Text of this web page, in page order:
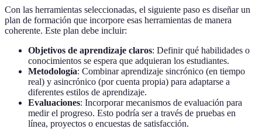
Con las herramientas seleccionadas, el siguiente paso es diseñar un
plan de formación que incorpore esas herramientas de manera
coherente. Este plan debe incluir:
Objetivos de aprendizaje claros: Definir qué habilidades o
conocimientos se espera que adquieran los estudiantes.
Metodología: Combinar aprendizaje sincrónico (en tiempo
real) y asincrónico (por cuenta propia) para adaptarse a
diferentes estilos de aprendizaje.
Evaluaciones: Incorporar mecanismos de evaluación para
medir el progreso. Esto podría ser a través de pruebas en
línea, proyectos o encuestas de satisfacción.